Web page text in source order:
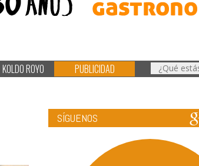
KOLDO ROYO PUBLICIDAD
SÍGUENOS